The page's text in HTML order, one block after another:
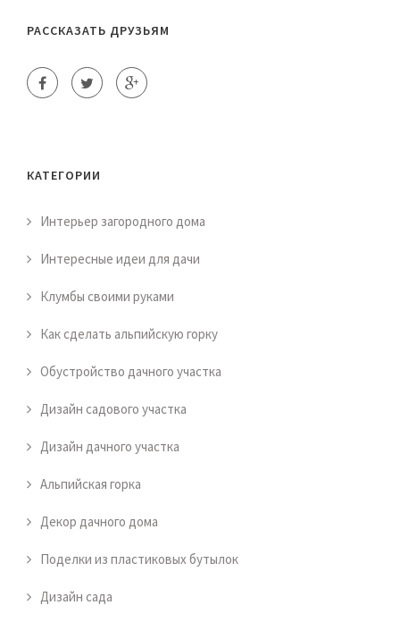
РАССКАЗАТЬ ДРУЗЬЯМ
КАТЕГОРИИ
Интерьер загородного дома
Интересные идеи для дачи
Клумбы своими руками
Как сделать альпийскую горку
Обустройство дачного участка
Дизайн садового участка
Дизайн дачного участка
Альпийская горка
Декор дачного дома
Поделки из пластиковых бутылок
Дизайн сада